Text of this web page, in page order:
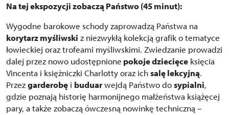
Na tej ekspozycji zobaczą Państwo (45 minut):
Wygodne barokowe schody zaprowadzą Państwa na
korytarz myśliwski z niezwykłą kolekcją grafik o tematyce
łowieckiej oraz trofeami myśliwskimi. Zwiedzanie prowadzi
dalej przez nowo udostępnione pokoje dziecięce księcia
Vincenta i księżniczki Charlotty oraz ichsalę lekcyjną.
Przezgarderobę i buduarwejdą Państwo dosypialni,
gdzie poznają historię harmonijnego małżeństwa książęcej
pary, a także zobaczą ówczesną nowinkę techniczną –